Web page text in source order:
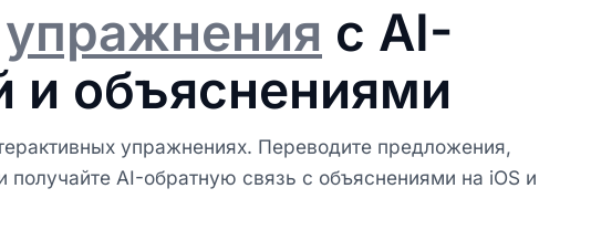
упражнения с AI-
и объяснениями
упражнениях. Переводите предложения,
получайте AI-обратную связь с объяснениями на iOS и